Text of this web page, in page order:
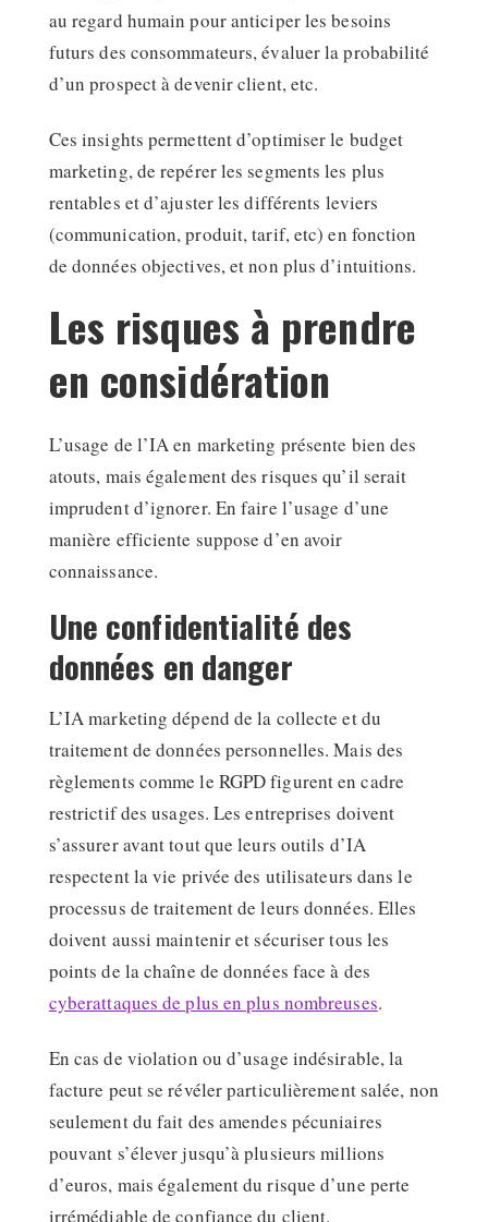
au regard humain pour anticiper les besoins
futurs des consommateurs, évaluer la probabilité
d’un prospect à devenir client, etc.
Ces insights permettent d’optimiser le budget
marketing, de repérer les segments les plus
rentables et d’ajuster les différents leviers
(communication, produit, tarif, etc) en fonction
de données objectives, et non plus d’intuitions.
Les risques à prendre
en considération
L’usage de l’IA en marketing présente bien des
atouts, mais également des risques qu’il serait
imprudent d’ignorer. En faire l’usage d’une
manière efficiente suppose d’en avoir
connaissance.
Une confidentialité des
données en danger
L’IA marketing dépend de la collecte et du
traitement de données personnelles. Mais des
règlements comme le RGPD figurent en cadre
restrictif des usages. Les entreprises doivent
s’assurer avant tout que leurs outils d’IA
respectent la vie privée des utilisateurs dans le
processus de traitement de leurs données. Elles
doivent aussi maintenir et sécuriser tous les
points de la chaîne de données face à des
cyberattaques de plus en plus nombreuses.
En cas de violation ou d’usage indésirable, la
facture peut se révéler particulièrement salée, non
seulement du fait des amendes pécuniaires
pouvant s’élever jusqu’à plusieurs millions
d’euros, mais également du risque d’une perte
irrémédiable de confiance du client.